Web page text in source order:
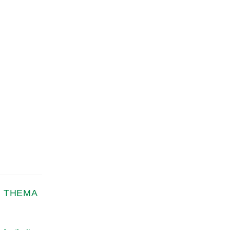
THEMA